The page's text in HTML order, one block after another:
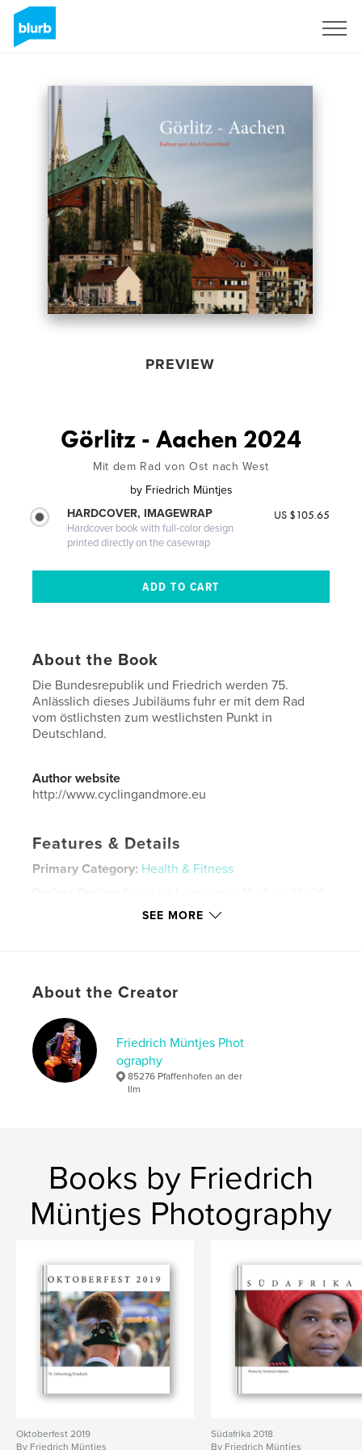
PREVIEW
Görlitz - Aachen 2024
Mit dem Rad von Ost nach West
by Friedrich Müntjes
HARDCOVER, IMAGEWRAP
Hardcover book with full-color design
printed directly on the casewrap
US $105.65
About the Book
Die Bundesrepublik und Friedrich werden 75.
Anlässlich dieses Jubiläums fuhr er mit dem Rad
vom östlichsten zum westlichsten Punkt in
Deutschland.
Author website
http://www.cyclingandmore.eu
Features & Details
Primary Category: Health & Fitness
Publish Date:Jun 02, 2024
Language
Keywords
Cycling , Radtour
SEE MORE
About the Creator
Friedrich Müntjes Phot
ography
85276 Pfaffenhofen an der
Ilm
Books by Friedrich
Müntjes Photography
Oktoberfest 2019
By Friedrich Müntjes
Südafrika 2018
By Friedrich Müntjes